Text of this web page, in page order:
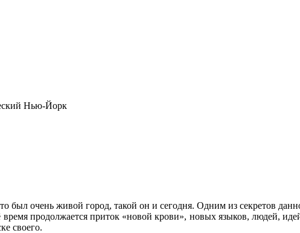
Нью-Йорк
был очень живой город, такой он и сегодня. Одним из секретов
время продолжается приток «новой крови», новых языков, людей,
своего.